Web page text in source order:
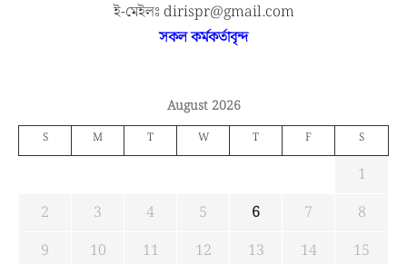
ই-মেইলঃ dirispr@gmail.com
সকল কর্মকর্তাবৃন্দ
August 2026
S M T W T F S
1
2
3 4 5 6 7
8
9
10 11 12 13 14
15